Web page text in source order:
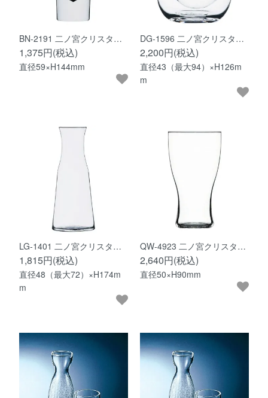
BN-2191 二ノ宮クリスタ…
1,375円(税込)
直径59×H144mm
DG-1596 二ノ宮クリスタ…
2,200円(税込)
直径43（最大94）×H126m
m
LG-1401 二ノ宮クリスタ…
1,815円(税込)
直径48（最大72）×H174m
m
QW-4923 二ノ宮クリスタ…
2,640円(税込)
直径50×H90mm